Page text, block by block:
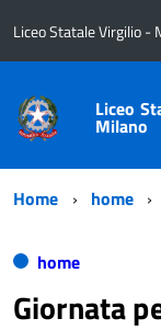
Liceo Statale Virgilio -
Liceo
Milano
Home home
home
Giornata